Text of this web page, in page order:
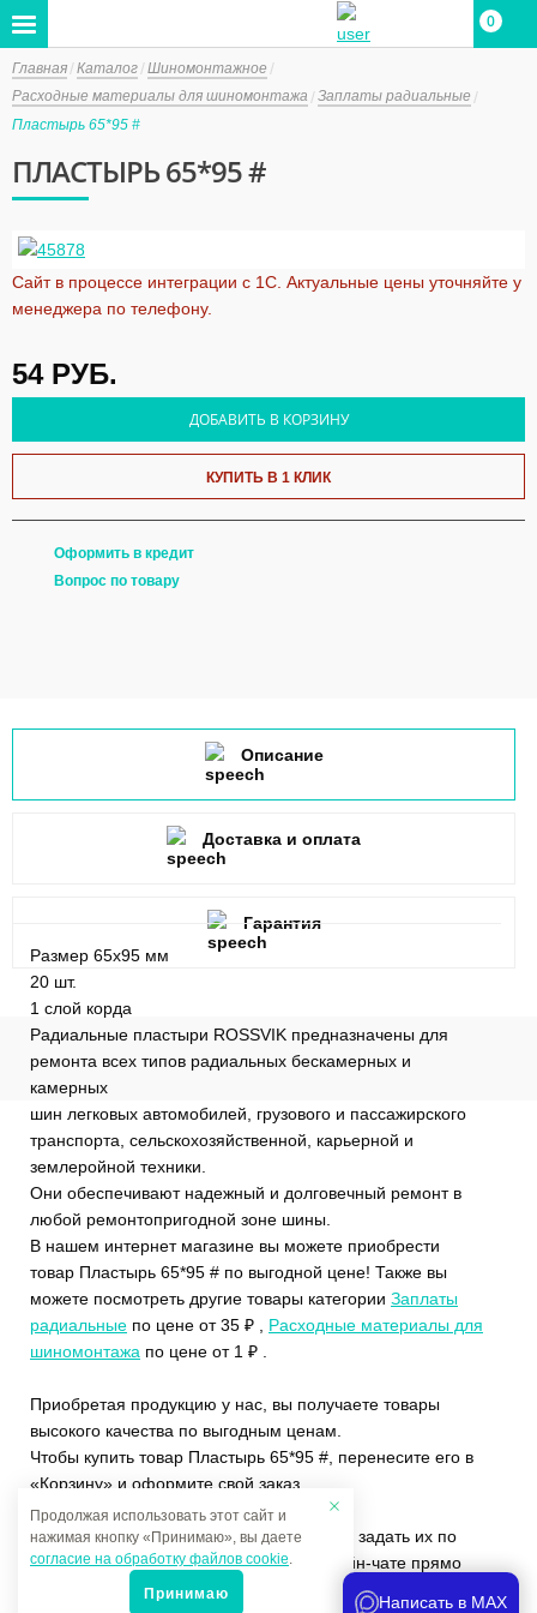
0
Главная Каталог Шиномонтажное
Расходные материалы для шиномонтажа
Заплаты радиальные
Пластырь 65*95 #
ПЛАСТЫРЬ 65*95 #
Сайт в процессе интеграции с 1С. Актуальные цены уточняйте у
менеджера по телефону.
54РУБ.
ДОБАВИТЬ В КОРЗИНУ
КУПИТЬ В 1 КЛИК
Оформить в кредит
Вопрос по товару
Описание
Размер 65х95 мм
20 шт.
1 слой корда
Радиальные пластыри ROSSVIK предназначены для
ремонта всех типов радиальных бескамерных и
камерных
шин легковых автомобилей, грузового и пассажирского
транспорта, сельскохозяйственной, карьерной и
землеройной техники.
Они обеспечивают надежный и долговечный ремонт в
любой ремонтопригодной зоне шины.
В нашем интернет магазине вы можете приобрести
товар Пластырь 65*95 # по выгодной цене! Также вы
можете посмотреть другие товары категории Заплаты
радиальные по цене от 35 ₽ , Расходные материалы для
шиномонтажа по цене от 1 ₽ .
Приобретая продукцию у нас, вы получаете товары
высокого качества по выгодным ценам.
Чтобы купить товар Пластырь 65*95 #, перенесите его в
«Корзину» и оформите свой заказ.
Если у вас остались вопросы, вы можете задать их по
телефону+7 (4822)65-69-46или в онлайн-чате прямо
Доставка и оплата
Гарантия
Продолжая использовать этот сайт и
нажимая кнопку «Принимаю», вы даете
согласие на обработку файлов cookie.
Принимаю Написать в MAX